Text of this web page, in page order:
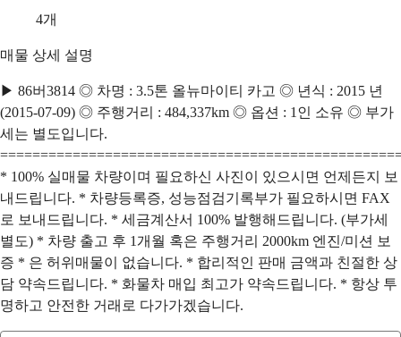
4개
매물 상세 설명
▶ 86버3814 ◎ 차명 : 3.5톤 올뉴마이티 카고 ◎ 년식 : 2015 년
(2015-07-09) ◎ 주행거리 : 484,337km ◎ 옵션 : 1인 소유 ◎ 부가
세는 별도입니다.
* 100% 실매물 차량이며 필요하신 사진이 있으시면 언제든지 보
내드립니다. * 차량등록증, 성능점검기록부가 필요하시면 FAX
로 보내드립니다. * 세금계산서 100% 발행해드립니다. (부가세
별도) * 차량 출고 후 1개월 혹은 주행거리 2000km 엔진/미션 보
증 * 은 허위매물이 없습니다. * 합리적인 판매 금액과 친절한 상
담 약속드립니다. * 화물차 매입 최고가 약속드립니다. * 항상 투
명하고 안전한 거래로 다가가겠습니다.